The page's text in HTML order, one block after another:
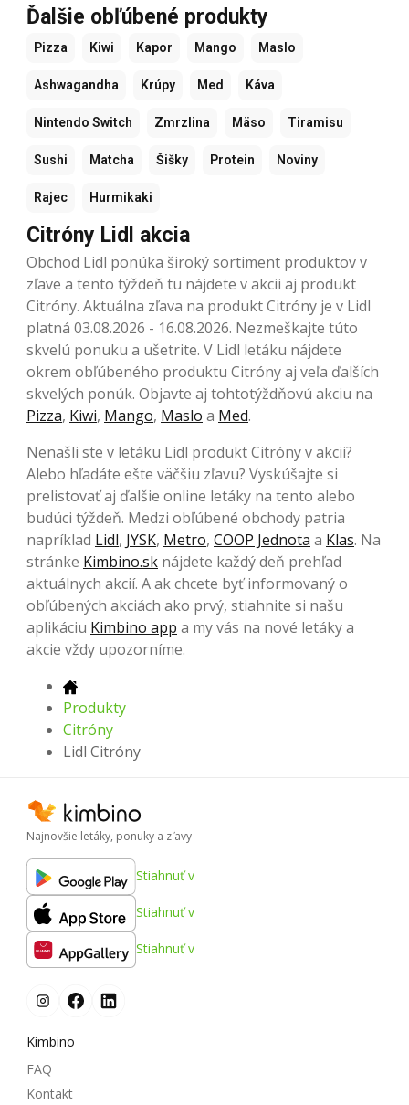
Ďalšie obľúbené produkty
Pizza Kiwi Kapor Mango Maslo
Ashwagandha Krúpy Med Káva
Nintendo Switch Zmrzlina Mäso Tiramisu
Sushi Matcha Šišky Protein Noviny
Rajec Hurmikaki
Citróny Lidl akcia
Obchod Lidl ponúka široký sortiment produktov v
zľave a tento týždeň tu nájdete v akcii aj produkt
Citróny. Aktuálna zľava na produkt Citróny je v Lidl
platná 03.08.2026 - 16.08.2026. Nezmeškajte túto
skvelú ponuku a ušetrite. V Lidl letáku nájdete
okrem obľúbeného produktu Citróny aj veľa ďalších
skvelých ponúk. Objavte aj tohtotýždňovú akciu na
Pizza, Kiwi, Mango, Maslo a Med.
Nenašli ste v letáku Lidl produkt Citróny v akcii?
Alebo hľadáte ešte väčšiu zľavu? Vyskúšajte si
prelistovať aj ďalšie online letáky na tento alebo
budúci týždeň. Medzi obľúbené obchody patria
napríklad Lidl, JYSK, Metro, COOP Jednota a Klas. Na
stránke Kimbino.sk nájdete každý deň prehľad
aktuálnych akcií. A ak chcete byť informovaný o
obľúbených akciách ako prvý, stiahnite si našu
aplikáciu Kimbino app a my vás na nové letáky a
akcie vždy upozorníme.
Produkty
Citróny
Lidl Citróny
Najnovšie letáky, ponuky a zľavy
Stiahnuť v
Stiahnuť v
Stiahnuť v
Kimbino
FAQ
Kontakt